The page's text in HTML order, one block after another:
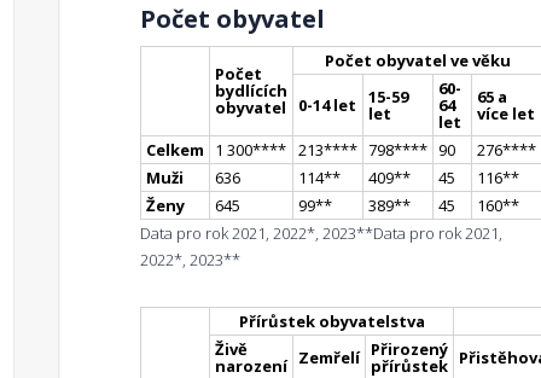
Počet obyvatel
Počet
bydlících
obyvatel
Počet obyvatel ve věku
0-14 let 15-59
let
60-
64
let
65 a
více let
Celkem
1 300**** 213**** 798**** 90 276****
Muži
636 114** 409** 45 116**
Ženy
645 99** 389** 45 160**
Data pro rok 2021, 2022*, 2023**Data pro rok 2021,
2022*, 2023**
Přírůstek obyvatelstva
Živě
narození Zemřelí Přirozený
přírůstek